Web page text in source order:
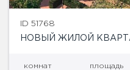
ID 51768
НОВЫЙ ЖИЛОЙ
комнат площадь